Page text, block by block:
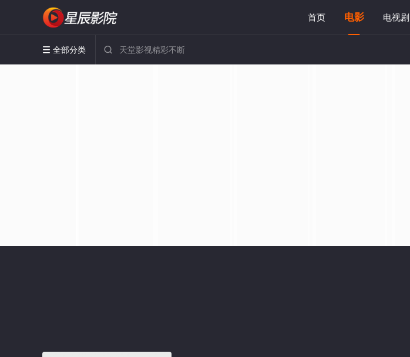
首页 电影 电视剧
 全部分类 